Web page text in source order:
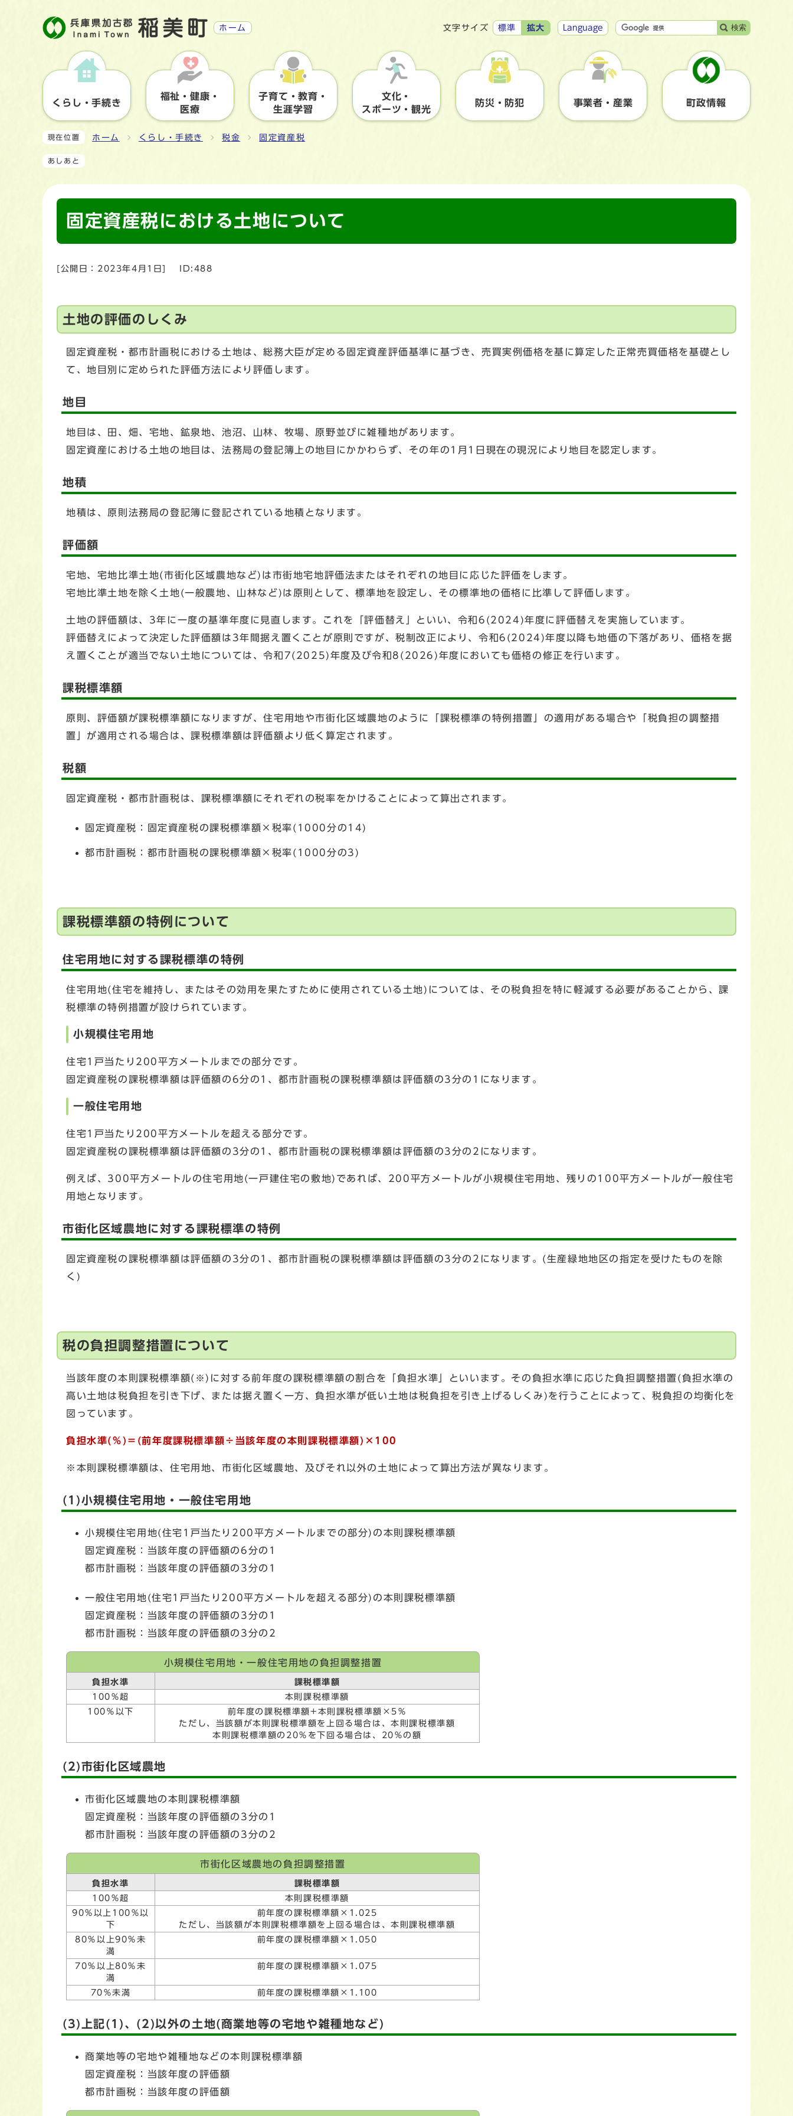
ホーム 文字サイズ 標準 拡大 Language 検索
くらし・手続き
福祉・健康・
医療
子育て・教育・
生涯学習
文化・
スポーツ・観光
防災・防犯 事業者・産業 町政情報
現在位置 ホーム くらし・手続き 税金 固定資産税
あしあと
固定資産税における土地について
[公開日： 2023年4月1日 ID:488
土地の評価のしくみ
固定資産税・都市計画税における土地は、総務大臣が定める固定資産評価基準に基づき、売買実例価格を基に算定した正常売買価格を基礎とし
て、地目別に定められた評価方法により評価します。
地目
地目は、田、畑、宅地、鉱泉地、池沼、山林、牧場、原野並びに雑種地があります。
固定資産における土地の地目は、法務局の登記簿上の地目にかかわらず、その年の1月1日現在の現況により地目を認定します。
地積
地積は、原則法務局の登記簿に登記されている地積となります。
評価額
宅地、宅地比準土地(市街化区域農地など)は市街地宅地評価法またはそれぞれの地目に応じた評価をします。
宅地比準土地を除く土地(一般農地、山林など)は原則として、標準地を設定し、その標準地の価格に比準して評価します。
土地の評価額は、3年に一度の基準年度に見直します。これを「評価替え」といい、令和6(2024)年度に評価替えを実施しています。
評価替えによって決定した評価額は3年間据え置くことが原則ですが、税制改正により、令和6(2024)年度以降も地価の下落があり、価格を据
え置くことが適当でない土地については、令和7(2025)年度及び令和8(2026)年度においても価格の修正を行います。
課税標準額
原則、評価額が課税標準額になりますが、住宅用地や市街化区域農地のように「課税標準の特例措置」の適用がある場合や「税負担の調整措
置」が適用される場合は、課税標準額は評価額より低く算定されます。
税額
固定資産税・都市計画税は、課税標準額にそれぞれの税率をかけることによって算出されます。
固定資産税：固定資産税の課税標準額×税率(1000分の14)
都市計画税：都市計画税の課税標準額×税率(1000分の3)
課税標準額の特例について
住宅用地に対する課税標準の特例
住宅用地(住宅を維持し、またはその効用を果たすために使用されている土地)については、その税負担を特に軽減する必要があることから、課
税標準の特例措置が設けられています。
小規模住宅用地
住宅1戸当たり200平方メートルまでの部分です。
固定資産税の課税標準額は評価額の6分の1、都市計画税の課税標準額は評価額の3分の1になります。
一般住宅用地
住宅1戸当たり200平方メートルを超える部分です。
固定資産税の課税標準額は評価額の3分の1、都市計画税の課税標準額は評価額の3分の2になります。
例えば、300平方メートルの住宅用地(一戸建住宅の敷地)であれば、200平方メートルが小規模住宅用地、残りの100平方メートルが一般住宅
用地となります。
市街化区域農地に対する課税標準の特例
固定資産税の課税標準額は評価額の3分の1、都市計画税の課税標準額は評価額の3分の2になります。(生産緑地地区の指定を受けたものを除
く)
税の負担調整措置について
当該年度の本則課税標準額(※)に対する前年度の課税標準額の割合を「負担水準」といいます。その負担水準に応じた負担調整措置(負担水準の
高い土地は税負担を引き下げ、または据え置く一方、負担水準が低い土地は税負担を引き上げるしくみ)を行うことによって、税負担の均衡化を
図っています。
負担水準(％)＝(前年度課税標準額÷当該年度の本則課税標準額)×100
※本則課税標準額は、住宅用地、市街化区域農地、及びそれ以外の土地によって算出方法が異なります。
(1)小規模住宅用地・一般住宅用地
小規模住宅用地(住宅1戸当たり200平方メートルまでの部分)の本則課税標準額
固定資産税：当該年度の評価額の6分の1
都市計画税：当該年度の評価額の3分の1
一般住宅用地(住宅1戸当たり200平方メートルを超える部分)の本則課税標準額
固定資産税：当該年度の評価額の3分の1
都市計画税：当該年度の評価額の3分の2
小規模住宅用地・一般住宅用地の負担調整措置
負担水準
課税標準額
100％超
本則課税標準額
100％以下
前年度の課税標準額+本則課税標準額×5％
ただし、当該額が本則課税標準額を上回る場合は、本則課税標準額
本則課税標準額の20％を下回る場合は、20％の額
(2)市街化区域農地
市街化区域農地の本則課税標準額
固定資産税：当該年度の評価額の3分の1
都市計画税：当該年度の評価額の3分の2
市街化区域農地の負担調整措置
負担水準
課税標準額
100％超
本則課税標準額
90％以上100％以
下
前年度の課税標準額×1.025
ただし、当該額が本則課税標準額を上回る場合は、本則課税標準額
80％以上90％未
満
前年度の課税標準額×1.050
70％以上80％未
満
前年度の課税標準額×1.075
70％未満 前年度の課税標準額×1.100
(3)上記(1)、(2)以外の土地(商業地等の宅地や雑種地など)
商業地等の宅地や雑種地などの本則課税標準額
固定資産税：当該年度の評価額
都市計画税：当該年度の評価額